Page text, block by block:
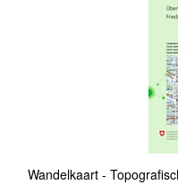
Wandelkaart -